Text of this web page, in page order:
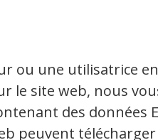
ou une utilisatrice
le site web, nous
des données
peuvent